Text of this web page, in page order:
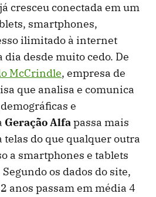
cresceu conectada em um
smartphones,
ilimitado à internet
dia desde muito cedo. De
McCrindle, empresa de
que analisa e comunica
e
Geração Alfapassa mais
do que qualquer outra
a smartphones e tablets
os dados do site,
anos passam em média 4